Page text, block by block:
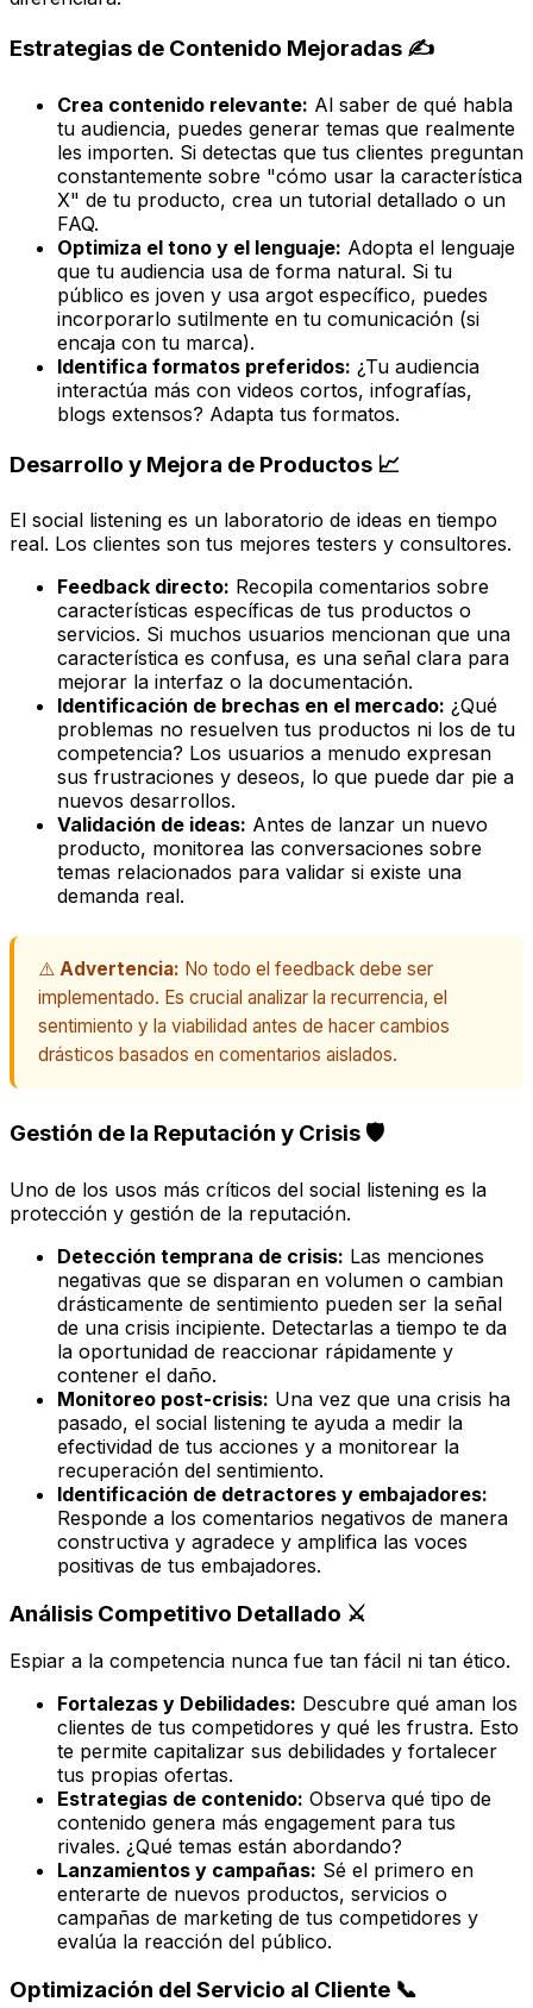
Estrategias de Contenido Mejoradas ✍️
Crea contenido relevante: Al saber de qué habla
tu audiencia, puedes generar temas que realmente
les importen. Si detectas que tus clientes preguntan
constantemente sobre "cómo usar la característica
X" de tu producto, crea un tutorial detallado o un
FAQ.
Optimiza el tono y el lenguaje: Adopta el lenguaje
que tu audiencia usa de forma natural. Si tu
público es joven y usa argot específico, puedes
incorporarlo sutilmente en tu comunicación (si
encaja con tu marca).
Identifica formatos preferidos: ¿Tu audiencia
interactúa más con videos cortos, infografías,
blogs extensos? Adapta tus formatos.
Desarrollo y Mejora de Productos 📈
El social listening es un laboratorio de ideas en tiempo
real. Los clientes son tus mejores testers y consultores.
Feedback directo: Recopila comentarios sobre
características específicas de tus productos o
servicios. Si muchos usuarios mencionan que una
característica es confusa, es una señal clara para
mejorar la interfaz o la documentación.
Identificación de brechas en el mercado: ¿Qué
problemas no resuelven tus productos ni los de tu
competencia? Los usuarios a menudo expresan
sus frustraciones y deseos, lo que puede dar pie a
nuevos desarrollos.
Validación de ideas: Antes de lanzar un nuevo
producto, monitorea las conversaciones sobre
temas relacionados para validar si existe una
demanda real.
⚠️ Advertencia: No todo el feedback debe ser
implementado. Es crucial analizar la recurrencia, el
sentimiento y la viabilidad antes de hacer cambios
drásticos basados en comentarios aislados.
Gestión de la Reputación y Crisis 🛡️
Uno de los usos más críticos del social listening es la
protección y gestión de la reputación.
Detección temprana de crisis: Las menciones
negativas que se disparan en volumen o cambian
drásticamente de sentimiento pueden ser la señal
de una crisis incipiente. Detectarlas a tiempo te da
la oportunidad de reaccionar rápidamente y
contener el daño.
Monitoreo post-crisis: Una vez que una crisis ha
pasado, el social listening te ayuda a medir la
efectividad de tus acciones y a monitorear la
recuperación del sentimiento.
Identificación de detractores y embajadores:
Responde a los comentarios negativos de manera
constructiva y agradece y amplifica las voces
positivas de tus embajadores.
Análisis Competitivo Detallado ⚔️
Espiar a la competencia nunca fue tan fácil ni tan ético.
Fortalezas y Debilidades: Descubre qué aman los
clientes de tus competidores y qué les frustra. Esto
te permite capitalizar sus debilidades y fortalecer
tus propias ofertas.
Estrategias de contenido: Observa qué tipo de
contenido genera más engagement para tus
rivales. ¿Qué temas están abordando?
Lanzamientos y campañas: Sé el primero en
enterarte de nuevos productos, servicios o
campañas de marketing de tus competidores y
evalúa la reacción del público.
Optimización del Servicio al Cliente 📞